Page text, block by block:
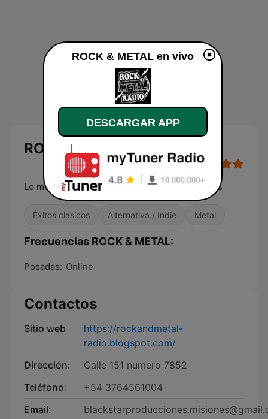
ROCK & METAL
Lo mejor del rock y el heavy metal las 24 horas
Éxitos clásicos Alternativa / Indie Metal
Frecuencias ROCK & METAL:
Posadas: Online
Contactos
Sitio web
https://rockandmetal-
radio.blogspot.com/
Dirección:
Calle 151 numero 7852
Teléfono:
+54 3764561004
Email:
ROCK & METAL en vivo
DESCARGAR APP